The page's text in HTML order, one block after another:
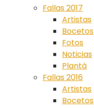
Fallas 2017
Artistas
Bocetos
Fotos
Noticias
Plantà
Fallas 2016
Artistas
Bocetos